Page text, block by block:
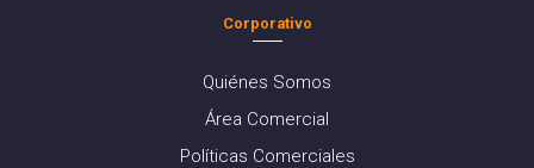
Corporativo
Quiénes Somos
Área Comercial
Políticas Comerciales